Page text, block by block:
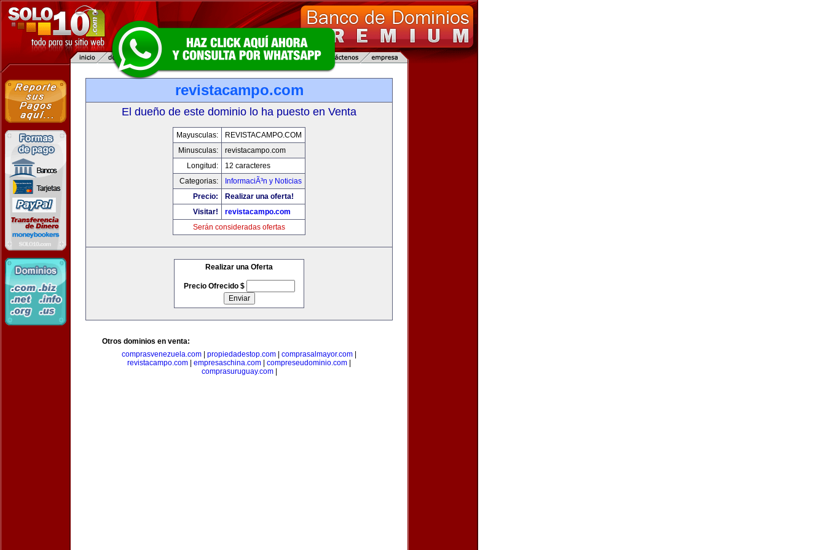
revistacampo.com
El dueño de este dominio lo ha puesto en Venta
Mayusculas:
REVISTACAMPO.COM
Minusculas:
revistacampo.com
Longitud:
12 caracteres
Categorias:
InformaciÃ³n y Noticias
Precio:
Realizar una oferta!
Visitar!
revistacampo.com
Serán consideradas ofertas
Realizar una Oferta
Precio Ofrecido $
Otros dominios en venta:
comprasvenezuela.com
propiedadestop.com comprasalmayor.com
revistacampo.com
empresaschina.com compreseudominio.com
comprasuruguay.com|